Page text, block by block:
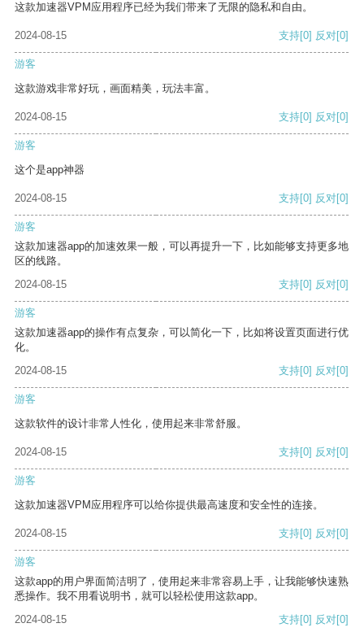
这款加速器VPM应用程序已经为我们带来了无限的隐私和自由。
2024-08-15 支持[0] 反对[0]
游客
这款游戏非常好玩，画面精美，玩法丰富。
2024-08-15 支持[0] 反对[0]
游客
这个是app神器
2024-08-15 支持[0] 反对[0]
游客
这款加速器app的加速效果一般，可以再提升一下，比如能够支持更多地
区的线路。
2024-08-15
支持[0] 反对[0]
游客
这款加速器app的操作有点复杂，可以简化一下，比如将设置页面进行优
化。
2024-08-15
支持[0] 反对[0]
游客
这款软件的设计非常人性化，使用起来非常舒服。
2024-08-15 支持[0] 反对[0]
游客
这款加速器VPM应用程序可以给你提供最高速度和安全性的连接。
2024-08-15 支持[0] 反对[0]
游客
这款app的用户界面简洁明了，使用起来非常容易上手，让我能够快速熟
悉操作。我不用看说明书，就可以轻松使用这款app。
2024-08-15
支持[0] 反对[0]